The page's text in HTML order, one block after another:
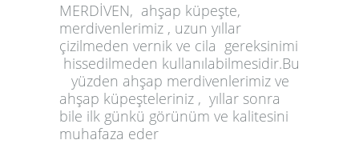
MERDİVEN, ahşap küpeşte,
merdivenlerimiz , uzun yıllar
çizilmeden vernik ve cila gereksinimi
hissedilmeden kullanılabilmesidir.Bu
yüzden ahşap merdivenlerimiz ve
ahşap küpeşteleriniz , yıllar sonra
bile ilk günkü görünüm ve kalitesini
muhafaza eder